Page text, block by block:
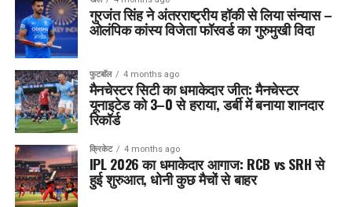
गुरजंत सिंह ने अंतरराष्ट्रीय हॉकी से लिया संन्यास –
ओलंपिक कांस्य विजेता फॉरवर्ड का गुरुमुखी विदा
फुटबॉल 4 months ago
मैनचेस्टर सिटी का धमाकेदार जीत: मैनचेस्टर
यूनाइटेड को 3–0 से हराया, डर्बी में बनाया शानदार
रिकॉर्ड
क्रिकेट 4 months ago
IPL 2026 का धमाकेदार आगाज: RCB vs SRH से
हुई शुरुआत, धोनी कुछ मैचों से बाहर